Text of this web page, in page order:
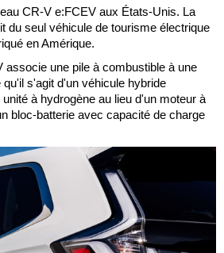
CR-V e:FCEV aux États-Unis. La
du seul véhicule de tourisme électrique
en Amérique.
associe une pile à combustible à une
s'agit d'un véhicule hybride
à hydrogène au lieu d'un moteur à
bloc-batterie avec capacité de charge